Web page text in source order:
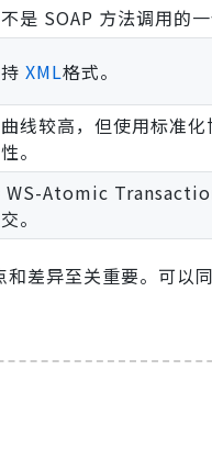
是 SOAP 方法调用的一
XML格式。
线较高，但使用标准
。
WS-Atomic
。
和差异至关重要。可以